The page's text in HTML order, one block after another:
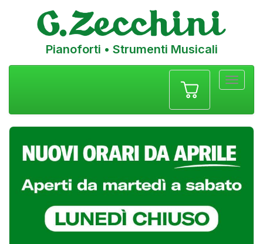
Pianoforti • Strumenti Musicali